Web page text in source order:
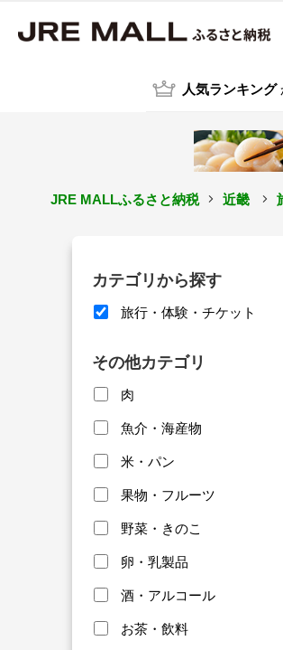
人気ランキング
JRE MALLふるさと納税 近畿
カテゴリから探す
旅行・体験・チケット
その他カテゴリ
肉
魚介・海産物
米・パン
果物・フルーツ
野菜・きのこ
卵・乳製品
酒・アルコール
お茶・飲料